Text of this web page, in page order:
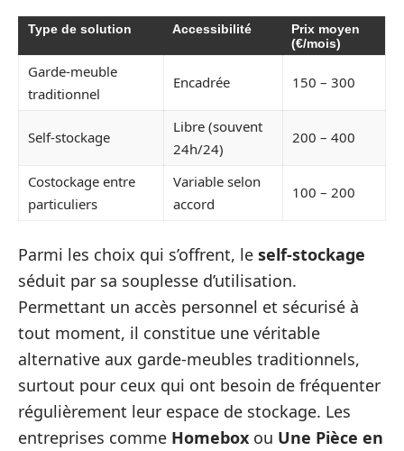
Type de solution Accessibilité
Prix moyen
(€/mois)
Garde-meuble
traditionnel
Encadrée 150 – 300
Self-stockage
Libre (souvent
24h/24)
200 – 400
Costockage entre
particuliers
Variable selon
accord
100 – 200
Parmi les choix qui s’offrent, le self-stockage
séduit par sa souplesse d’utilisation.
Permettant un accès personnel et sécurisé à
tout moment, il constitue une véritable
alternative aux garde-meubles traditionnels,
surtout pour ceux qui ont besoin de fréquenter
régulièrement leur espace de stockage. Les
entreprises comme Homebox ou Une Pièce en